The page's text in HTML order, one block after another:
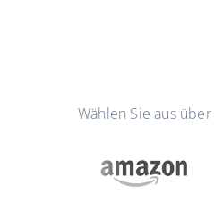
Wählen Sie aus über